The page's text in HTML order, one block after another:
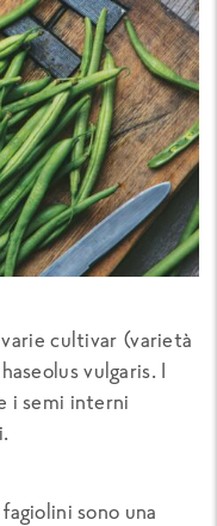
cultivar (varietà
vulgaris. I
i semi interni
sono una